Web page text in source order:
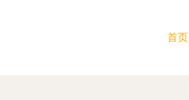
首页